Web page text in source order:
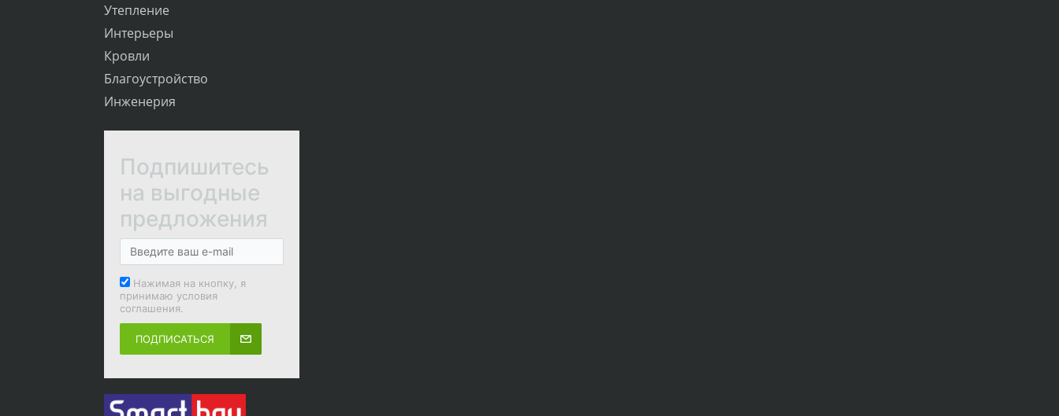
Утепление
Интерьеры
Кровли
Благоустройство
Инженерия
Подпишитесь
на выгодные
предложения
Нажимая на кнопку, я
принимаю условия
соглашения.
ПОДПИСАТЬСЯ